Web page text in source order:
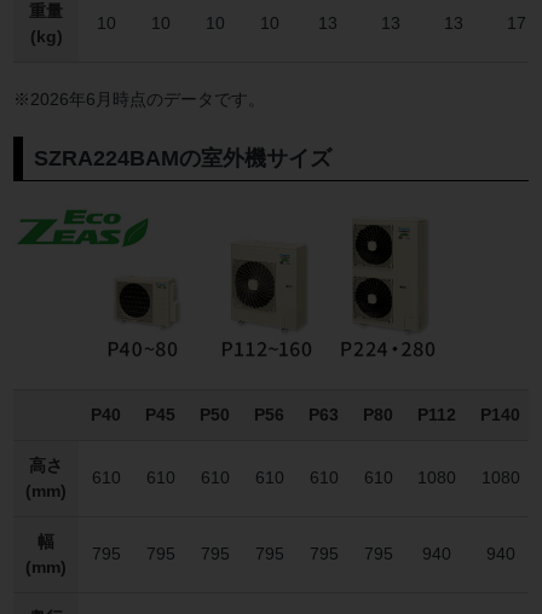
重量
(kg)
10 10 10 10 13 13 13 17
※2026年6月時点のデータです。
SZRA224BAMの室外機サイズ
P40 P45 P50 P56 P63 P80 P112 P140
高さ
(mm)
610 610 610 610 610 610 1080 1080
幅
(mm)
795 795 795 795 795 795 940 940